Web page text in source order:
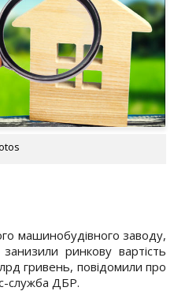
машинобудівного заводу,
ринкову вартість
гривень, повідомили про
служба ДБР.